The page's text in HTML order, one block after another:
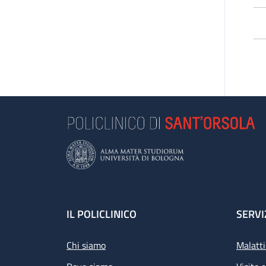
Footer
IL POLICLINICO
Chi siamo